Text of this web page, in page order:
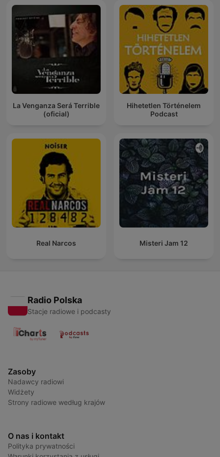
La Venganza Será Terrible
(oficial)
Hihetetlen Történelem
Podcast
Real Narcos Misteri Jam 12
Radio Polska
Stacje radiowe i podcasty
Zasoby
Nadawcy radiowi
Widżety
Strony radiowe według krajów
O nas i kontakt
Polityka prywatności